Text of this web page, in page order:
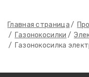
Главная страница
Газонокосилки
Газонокосилка